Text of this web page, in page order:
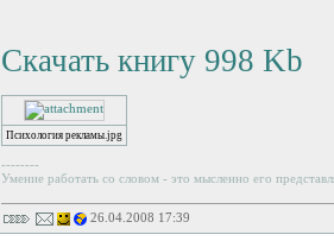
Скачать книгу 998 Kb
Психология рекламы.jpg
--------
Умение работать со словом - это мысленно его
26.04.2008 17:39